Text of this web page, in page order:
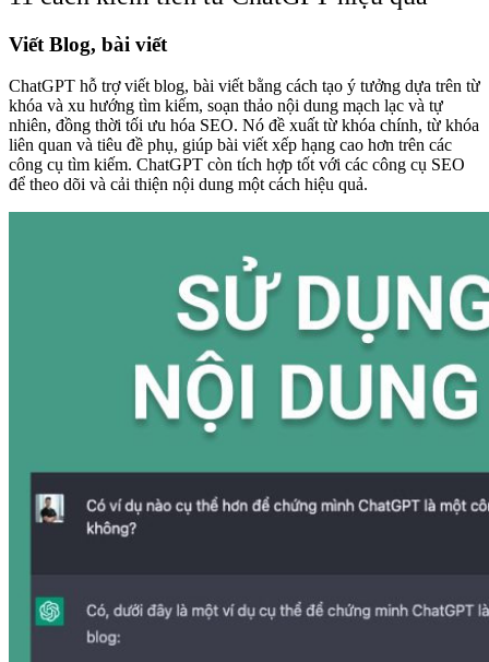
Viết Blog, bài viết
ChatGPT hỗ trợ viết blog, bài viết bằng cách tạo ý tưởng dựa trên từ
khóa và xu hướng tìm kiếm, soạn thảo nội dung mạch lạc và tự
nhiên, đồng thời tối ưu hóa SEO. Nó đề xuất từ khóa chính, từ khóa
liên quan và tiêu đề phụ, giúp bài viết xếp hạng cao hơn trên các
công cụ tìm kiếm. ChatGPT còn tích hợp tốt với các công cụ SEO
để theo dõi và cải thiện nội dung một cách hiệu quả.